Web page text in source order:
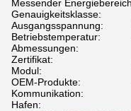
Messender
Genauigkeitsklasse:
Ausgangsspannung:
Betriebstemperatur:
Abmessungen:
Zertifikat:
Modul:
OEM-Produkte:
Kommunikation:
Hafen: